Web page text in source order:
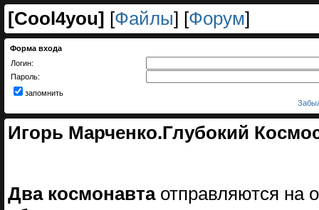
[Cool4you] [Файлы] [Форум]
Форма входа
Логин:
Пароль:
запомнить
Игорь Марченко.Глубокий
Два космонавтаотправляются на